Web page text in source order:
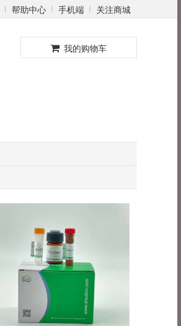
帮助中心 手机端 关注商城
我的购物车